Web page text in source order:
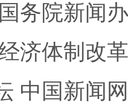
国务院新闻
济体制改
中国新闻网